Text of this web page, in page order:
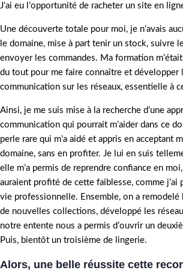
J’ai eu l’opportunité de racheter un site en
Une découverte totale pour moi, je n’avais
le domaine, mise à part tenir un stock, suivre
envoyer les commandes. Ma formation
du tout pour me faire connaître et développer
communication sur les réseaux, essentielle à
Ainsi, je me suis mise à la recherche d’une
communication qui pourrait m’aider dans ce
perle rare qui m’a aidé et appris en acceptant
domaine, sans en profiter. Je lui en suis
elle m’a permis de reprendre confiance en moi,
auraient profité de cette faiblesse, comme j’ai
vie professionnelle. Ensemble, on a
de nouvelles collections, développé les
notre entente nous a permis d’ouvrir un
Puis, bientôt un troisième de lingerie.
Alors, une belle réussite cette